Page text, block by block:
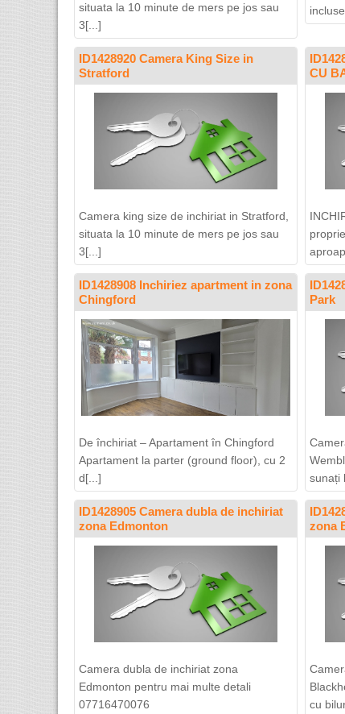
situata la 10 minute de mers pe jos sau
3[...]
ID1428920 Camera King Size in
Stratford
Camera king size de inchiriat in Stratford,
situata la 10 minute de mers pe jos sau
3[...]
CU
ID1428908 Inchiriez apartment in zona
Chingford
De închiriat – Apartament în Chingford
Apartament la parter (ground floor), cu 2
d[...]
Park
sunați
ID1428905 Camera dubla de inchiriat
zona Edmonton
Camera dubla de inchiriat zona
Edmonton pentru mai multe detali
07716470076
zona
cu